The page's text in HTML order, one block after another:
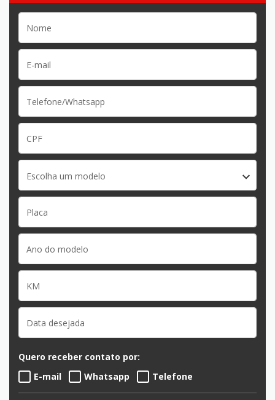
Escolha um modelo
Quero receber contato por:
E-mail
Whatsapp Telefone